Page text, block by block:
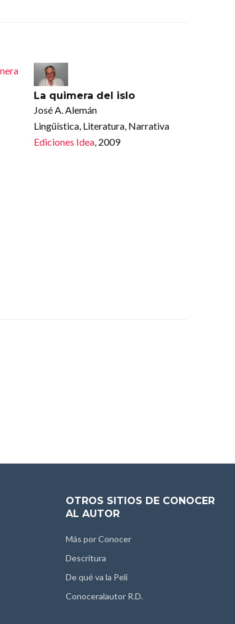
La quimera del islo
José A. Alemán
Lingüística, Literatura, Narrativa
Ediciones Idea, 2009
OTROS SITIOS DE CONOCER
AL AUTOR
Más por Conocer
Descritura
De qué va la Peli
Conoceralautor R.D.